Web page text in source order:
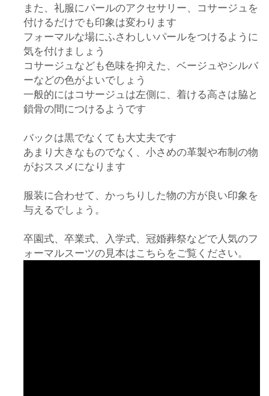
また、礼服にパールのアクセサリー、コサージュを
付けるだけでも印象は変わります
フォーマルな場にふさわしいパールをつけるように
気を付けましょう
コサージュなども色味を抑えた、ベージュやシルバ
ーなどの色がよいでしょう
一般的にはコサージュは左側に、着ける高さは脇と
鎖骨の間につけるようです
バックは黒でなくても大丈夫です
あまり大きなものでなく、小さめの革製や布制の物
がおススメになります
服装に合わせて、かっちりした物の方が良い印象を
与えるでしょう。
卒園式、卒業式、入学式、冠婚葬祭などで人気のフ
ォーマルスーツの見本はこちらをご覧ください。